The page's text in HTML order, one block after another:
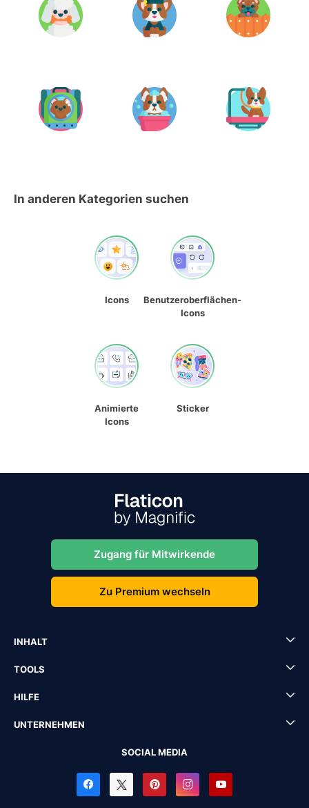
In anderen Kategorien suchen
Icons
Benutzeroberflächen-
Icons
Animierte
Icons
Sticker
Zugang für Mitwirkende
Zu Premium wechseln
INHALT
TOOLS
HILFE
UNTERNEHMEN
SOCIAL MEDIA